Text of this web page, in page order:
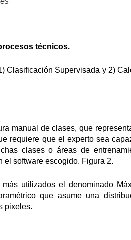
técnicos.
Clasificación Supervisada y 2)
manual de clases, que
requiere que el experto sea
clases o áreas de
el software escogido. Figura 2.
utilizados el denominado
que asume una
pixeles.